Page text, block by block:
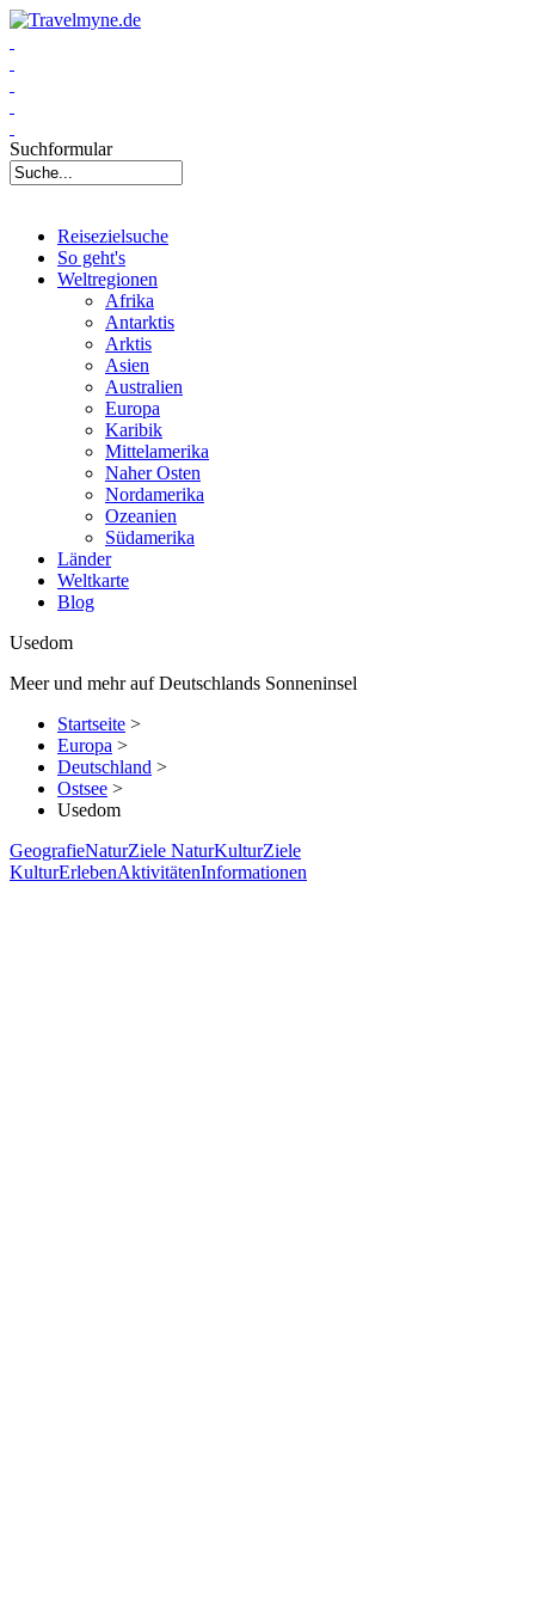
Suchformular
Reisezielsuche
So geht's
Weltregionen
Afrika
Antarktis
Arktis
Asien
Australien
Europa
Karibik
Mittelamerika
Naher Osten
Nordamerika
Ozeanien
Südamerika
Länder
Weltkarte
Blog
Usedom
Meer und mehr auf Deutschlands Sonneninsel
Startseite >
Europa >
Deutschland >
Ostsee >
Usedom
GeografieNaturZiele NaturKulturZiele
KulturErlebenAktivitätenInformationen